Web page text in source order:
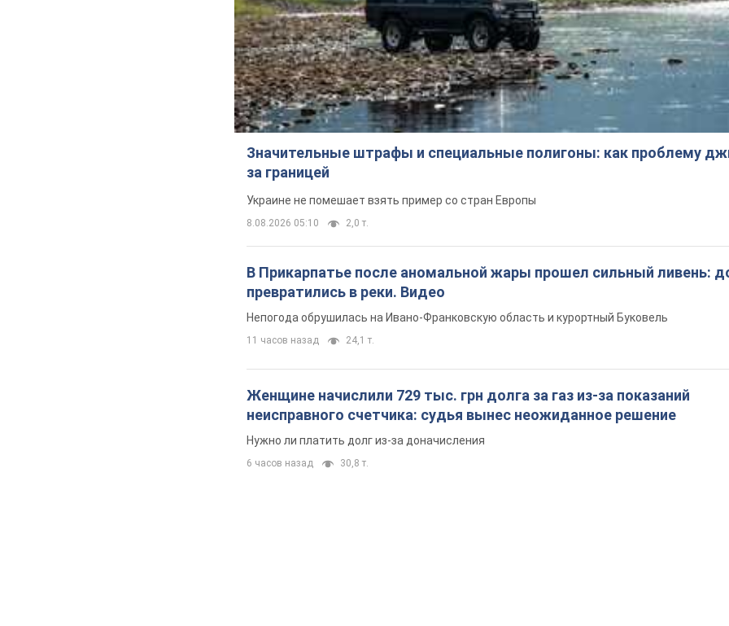
Значительные штрафы и специальные полигоны: как проблему
за границей
Украине не помешает взять пример со стран Европы
8.08.2026 05:10 2,0 т.
В Прикарпатье после аномальной жары прошел сильный ливень:
превратились в реки. Видео
Непогода обрушилась на Ивано-Франковскую область и курортный Буковель
11 часов назад 24,1 т.
Женщине начислили 729 тыс. грн долга за газ из-за показаний
неисправного счетчика: судья вынес неожиданное решение
Нужно ли платить долг из-за доначисления
6 часов назад 30,8 т.